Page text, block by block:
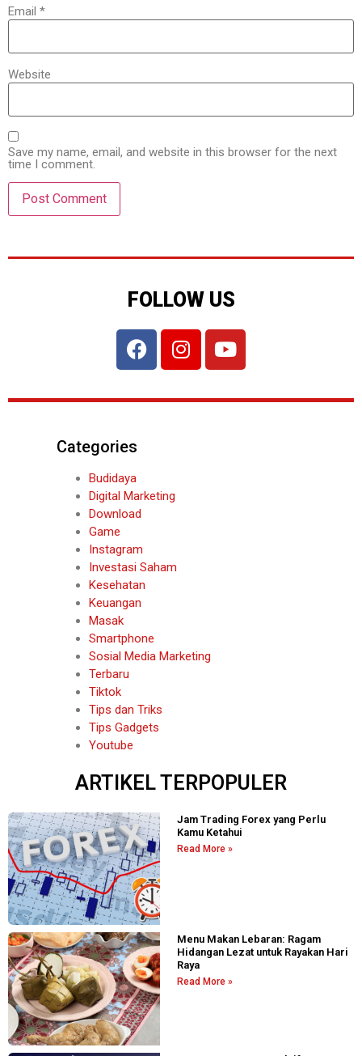
Email *
Website
Save my name, email, and website in this browser for the next
time I comment.
FOLLOW US
Categories
Budidaya
Digital Marketing
Download
Game
Instagram
Investasi Saham
Kesehatan
Keuangan
Masak
Smartphone
Sosial Media Marketing
Terbaru
Tiktok
Tips dan Triks
Tips Gadgets
Youtube
ARTIKEL TERPOPULER
Jam Trading Forex yang Perlu
Kamu Ketahui
Read More »
Menu Makan Lebaran: Ragam
Hidangan Lezat untuk Rayakan Hari
Raya
Read More »